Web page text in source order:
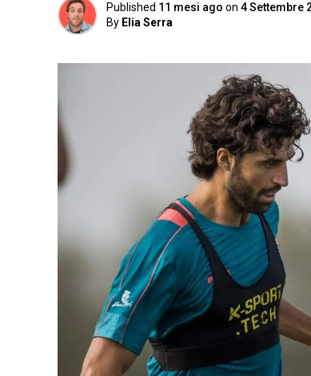
Published 11 mesi ago on 4 Settembre
By Elia Serra